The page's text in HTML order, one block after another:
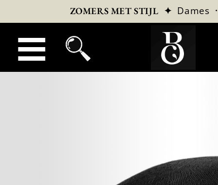
ZOMERS MET STIJL ✦ Dames